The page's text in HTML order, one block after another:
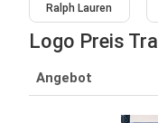
Ralph Lauren
Logo Preis
Angebot